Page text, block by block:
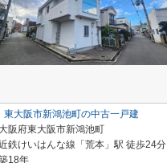
東大阪市新鴻池町の中古一戸建
大阪府東大阪市新鴻池町
鉄けいはんな線「荒本」駅 徒歩24分
18年